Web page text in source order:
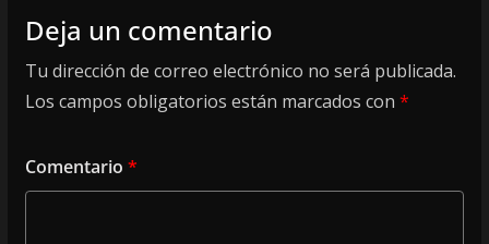
Deja un comentario
Tu dirección de correo electrónico no será publicada.
Los campos obligatorios están marcados con *
Comentario *